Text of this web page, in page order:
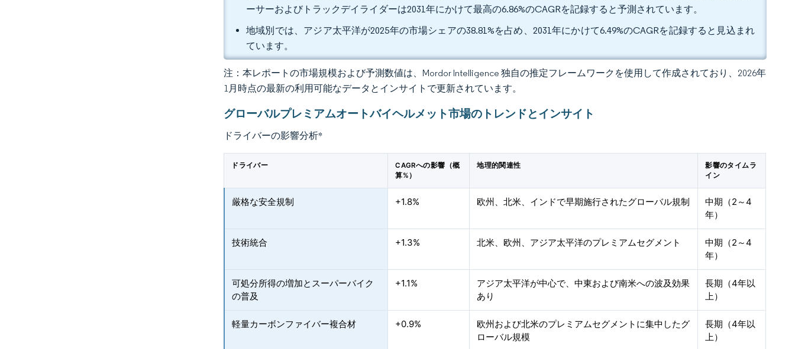
ーサーおよびトラックデイライダーは2031年にかけて最高の6.86%のCAGRを記録すると予測されています。
地域別では、アジア太平洋が2025年の市場シェアの38.81%を占め、2031年にかけて6.49%のCAGRを記録すると見込まれ
ています。
注：本レポートの市場規模および予測数値は、Mordor Intelligence 独自の推定フレームワークを使用して作成されており、2026年
1月時点の最新の利用可能なデータとインサイトで更新されています。
グローバルプレミアムオートバイヘルメット市場のトレンドとインサイト
ドライバーの影響分析*
ドライバー
CAGRへの影響（概
算%）
地理的関連性
影響のタイムラ
イン
厳格な安全規制 +1.8% 欧州、北米、インドで早期施行されたグローバル規制
中期（2～4
年）
技術統合 +1.3% 北米、欧州、アジア太平洋のプレミアムセグメント
中期（2～4
年）
可処分所得の増加とスーパーバイク
の普及
+1.1%
アジア太平洋が中心で、中東および南米への波及効果
あり
長期（4年以
上）
軽量カーボンファイバー複合材 +0.9%
欧州および北米のプレミアムセグメントに集中したグ
ローバル規模
長期（4年以
上）